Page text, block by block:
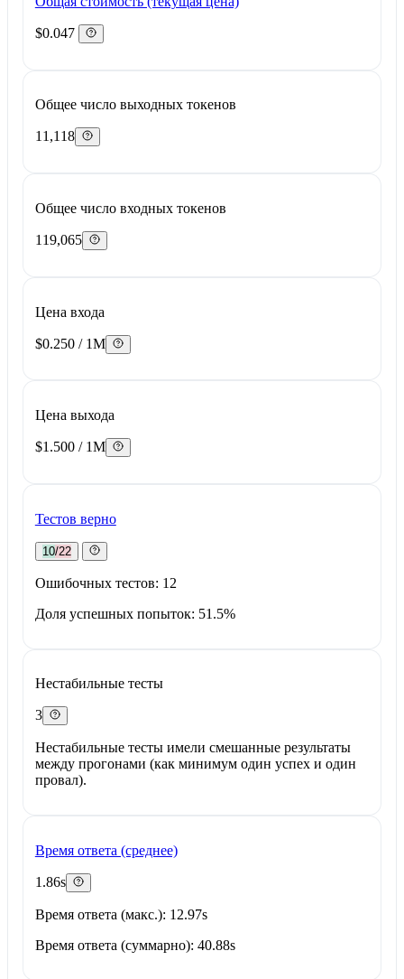
$0.047
Общее число выходных токенов
11,118
Общее число входных токенов
119,065
Цена входа
$0.250 / 1M
Цена выхода
$1.500 / 1M
Тестов верно
10/22
Ошибочных тестов: 12
Доля успешных попыток: 51.5%
Нестабильные тесты
3
Нестабильные тесты имели смешанные результаты
между прогонами (как минимум один успех и один
провал).
Время ответа (среднее)
1.86s
Время ответа (макс.): 12.97s
Время ответа (суммарно): 40.88s